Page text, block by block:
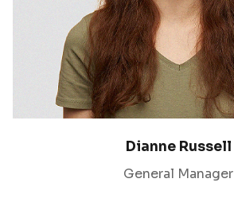
Dianne Russell
General Manager